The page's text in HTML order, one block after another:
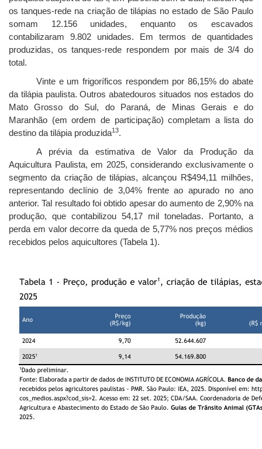
os tanques-rede na criação de tilápias no estado de São Paulo
somam 12.156 unidades, enquanto os escavados
contabilizaram 9.802 unidades. Em termos de quantidades
produzidas, os tanques-rede respondem por mais de 3/4 do
total.
Vinte e um frigoríficos respondem por 86,15% do abate
da tilápia paulista. Outros abatedouros situados nos estados do
Mato Grosso do Sul, do Paraná, de Minas Gerais e do
Maranhão (em ordem de participação) completam a lista do
destino da tilápia produzida13.
A prévia da estimativa de Valor da Produção da
Aquicultura Paulista, em 2025, considerando exclusivamente o
segmento da criação de tilápias, alcançou R$494,11 milhões,
representando declínio de 3,04% frente ao apurado no ano
anterior. Tal resultado foi obtido apesar do aumento de 2,90% na
produção, que contabilizou 54,17 mil toneladas. Portanto, a
perda em valor decorre da queda de 5,77% nos preços médios
recebidos pelos aquicultores (Tabela 1).